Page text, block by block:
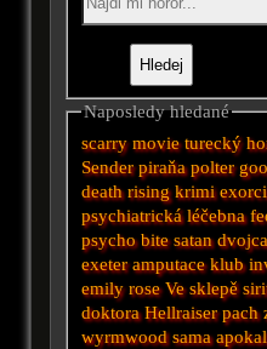
Naposledy hledané
scarry movie turecký
Sender piraňa polter
death rising krimi
psychiatrická léčebna
psycho bite satan
exeter amputace klub
emily rose Ve sklepě
doktora Hellraiser pach
wyrmwood sama